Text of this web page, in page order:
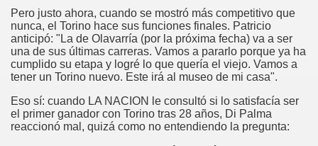
Pero justo ahora, cuando se mostró más competitivo que
nunca, el Torino hace sus funciones finales. Patricio
anticipó: "La de Olavarría (por la próxima fecha) va a ser
una de sus últimas carreras. Vamos a pararlo porque ya ha
cumplido su etapa y logré lo que quería el viejo. Vamos a
tener un Torino nuevo. Este irá al museo de mi casa".
Eso sí: cuando LA NACION le consultó si lo satisfacía ser
el primer ganador con Torino tras 28 años, Di Palma
reaccionó mal, quizá como no entendiendo la pregunta:
MODERNO